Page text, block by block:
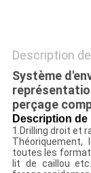
Description
Système
perçage
Description
1.Drilling droit et
toutes les
lit de caillou